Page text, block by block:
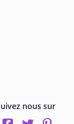
nous sur